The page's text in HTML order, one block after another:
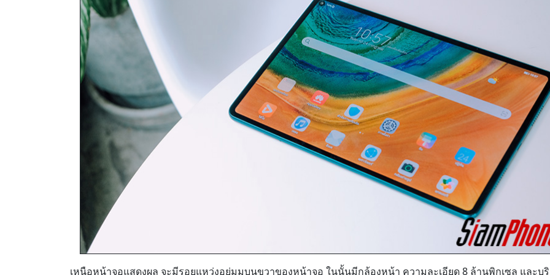
เหนือหน้าจอแสดงผล จะมีรอยแหว่งอยู่มุมบนขวาของหน้าจอ ในนั้นมีกล้องหน้า ความละเอียด 8 ล้านพิกเซล และบ